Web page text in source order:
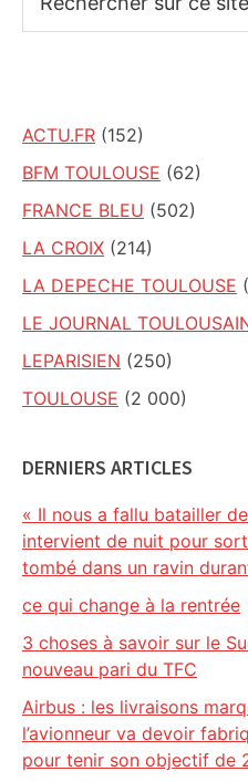
sur
ce
ACTU.FR (152)
BFM TOULOUSE (62)
FRANCE BLEU (502)
LA CROIX (214)
LA DEPECHE TOULOUSE
LE JOURNAL
LEPARISIEN (250)
TOULOUSE (2 000)
DERNIERS ARTICLES
« Il nous a fallu batailler
intervient de nuit pour
tombé dans un ravin
ce qui change à la rentrée
3 choses à savoir sur le
nouveau pari du TFC
Airbus : les livraisons
l’avionneur va devoir
pour tenir son objectif de